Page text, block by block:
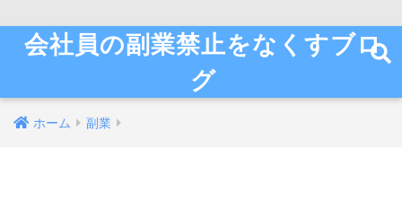
会社員の副業禁止をなくすブロ
グ
ホーム 副業